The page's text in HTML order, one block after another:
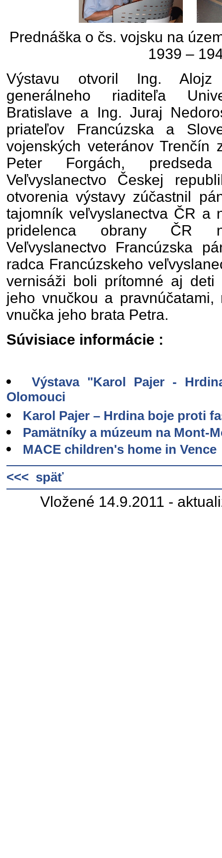
Prednáška o čs. vojsku na
1939 –
Výstavu otvoril Ing. Alojz
generálneho riaditeľa
Bratislave a Ing. Juraj
priateľov Francúzska a
vojenských veteránov Trenčín
Peter Forgách,
Veľvyslanectvo Českej
otvorenia výstavy zúčastnil
tajomník veľvyslanectva ČR a
pridelenca obrany ČR
Veľvyslanectvo Francúzska
radca Francúzskeho
vernisáži boli prítomné aj
jeho vnučkou a
vnučka jeho brata Petra.
Súvisiace informácie :
Výstava "Karol Pajer -
Olomouci
Karol Pajer – Hrdina boje proti
Pamätníky a múzeum na Mont-
MACE children's home in Vence
<<< späť
Vložené 14.9.2011 -